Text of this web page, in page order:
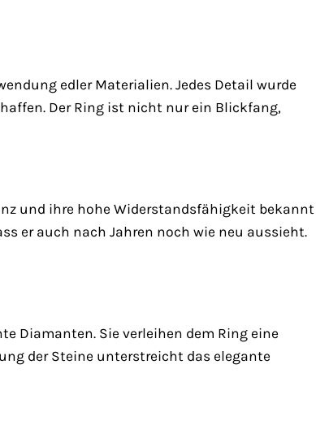
edler Materialien. Jedes Detail wurde
Der Ring ist nicht nur ein Blickfang,
und ihre hohe Widerstandsfähigkeit bekannt
er auch nach Jahren noch wie neu aussieht.
Diamanten. Sie verleihen dem Ring eine
der Steine unterstreicht das elegante